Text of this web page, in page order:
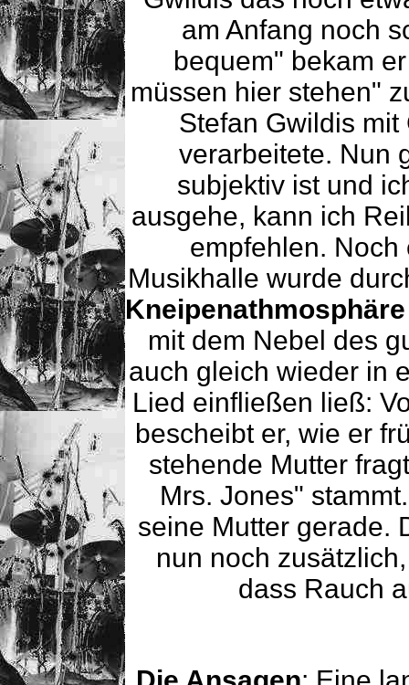
am Anfang noch
bequem" bekam
müssen hier stehen"
Stefan Gwildis
verarbeitete. Nun
subjektiv ist und
ausgehe, kann ich
empfehlen.
Musikhalle wurde
Kneipenathmosphäre
mit dem Nebel des
auch gleich wieder in
Lied einfließen ließ:
bescheibt er, wie er
stehende Mutter
Mrs. Jones"
seine Mutter gerade.
nun noch
dass Rauch